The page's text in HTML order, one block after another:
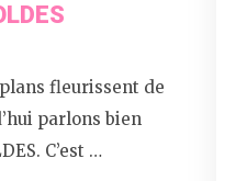
fleurissent de
parlons bien
C’est …